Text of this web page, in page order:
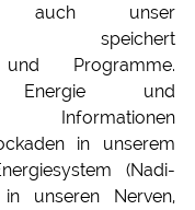
auch unser
speichert
Programme.
Energie und
Informationen
in unserem
(Nadi-
unseren Nerven,